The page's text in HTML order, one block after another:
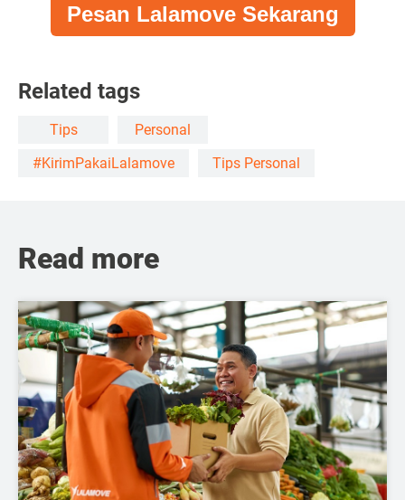
Pesan Lalamove Sekarang
Related tags
Tips
Personal
#KirimPakaiLalamove
Tips Personal
Read more